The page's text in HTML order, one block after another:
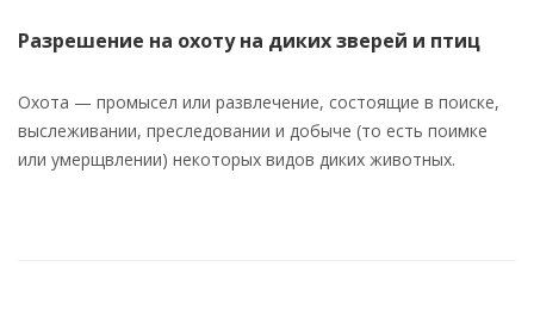
Разрешение на охоту на диких зверей и птиц
Охота — промысел или развлечение, состоящие в поиске,
выслеживании, преследовании и добыче (то есть поимке
или умерщвлении) некоторых видов диких животных.